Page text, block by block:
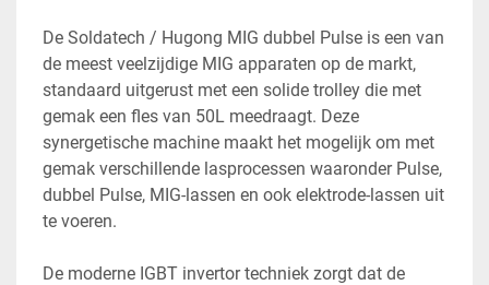
De Soldatech / Hugong MIG dubbel Pulse is een van
de meest veelzijdige MIG apparaten op de markt,
standaard uitgerust met een solide trolley die met
gemak een fles van 50L meedraagt. Deze
synergetische machine maakt het mogelijk om met
gemak verschillende lasprocessen waaronder Pulse,
dubbel Pulse, MIG-lassen en ook elektrode-lassen uit
De moderne IGBT invertor techniek zorgt dat de